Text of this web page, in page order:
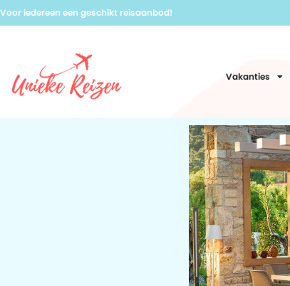
Voor iedereen een geschikt reisaanbod!
Vakanties